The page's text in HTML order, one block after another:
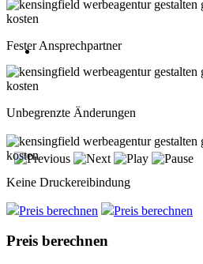
Beratung oder Rückruf anfordern
Montag-Freitag 10:00-18:00 Uhr
Fester Ansprechpartner
Unbegrenzte Änderungen
Keine Druckereibindung
Preis berechnen Preis berechnen
Preis berechnen